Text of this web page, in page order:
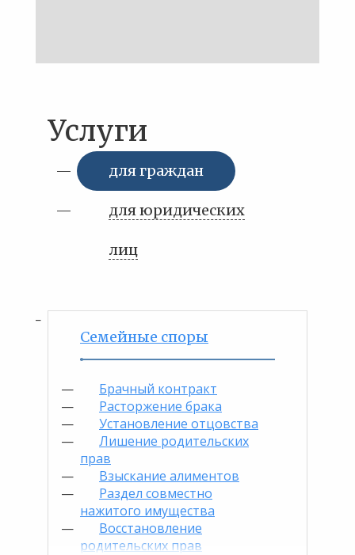
Услуги
для граждан
для юридических
лиц
Семейные споры
Брачный контракт
Расторжение брака
Установление отцовства
Лишение родительских
прав
Взыскание алиментов
Раздел совместно
нажитого имущества
Восстановление
родительских прав